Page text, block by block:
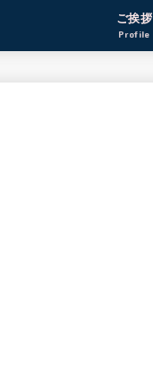
ご挨拶
Profile